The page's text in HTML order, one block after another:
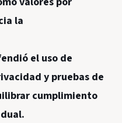
la
el uso de
y pruebas de
cumplimiento